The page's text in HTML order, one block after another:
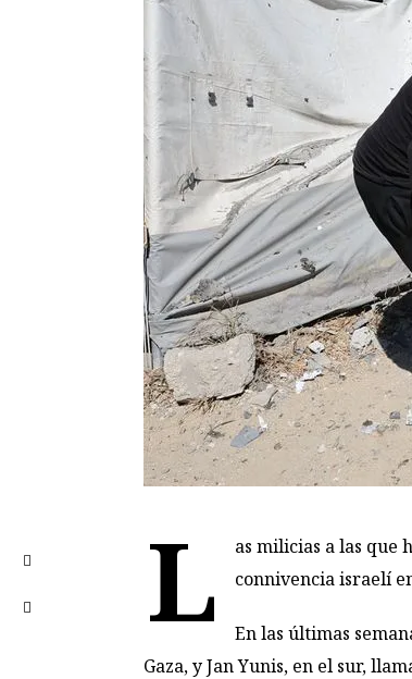
L
as milicias a las que
connivencia israelí
En las últimas
Gaza, y Jan Yunis, en el sur,